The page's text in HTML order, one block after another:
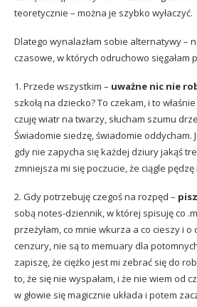
teoretycznie – można je szybko wyłaczyć.
Dlatego wynalazłam sobie alternatywy –
czasowe, w których odruchowo sięgałam
1. Przede wszystkim – uważne nic nie
szkołą na dziecko? To czekam, i to
czuję wiatr na twarzy, słucham szumu
Świadomie siedzę, świadomie oddycham.
gdy nie zapycha się każdej dziury jakąś
zmniejsza mi się poczucie, że ciągle
2. Gdy potrzebuję czegoś na rozpęd –
sobą notes-dziennik, w której spisuję co
przeżyłam, co mnie wkurza a co cieszy i o
cenzury, nie są to memuary dla
zapiszę, że ciężko jest mi zebrać się do
to, że się nie wyspałam, i że nie wiem od
w głowie się magicznie układa i potem